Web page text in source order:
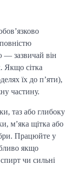
— зазвичай він
Якщо сітка
їх до п’яти),
частину.
таз або глибоку
м’яка щітка або
Працюйте у
якщо
чи сильні